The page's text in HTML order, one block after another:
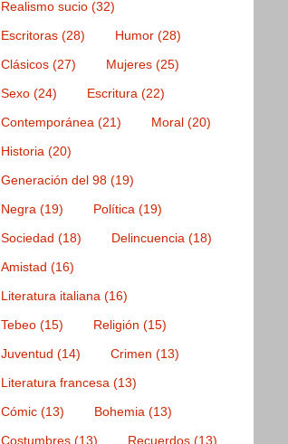
Realismo sucio (32)
Escritoras (28) Humor (28)
Clásicos (27) Mujeres (25)
Sexo (24) Escritura (22)
Contemporánea (21) Moral (20)
Historia (20)
Generación del 98 (19)
Negra (19) Política (19)
Sociedad (18) Delincuencia (18)
Amistad (16)
Literatura italiana (16)
Tebeo (15) Religión (15)
Juventud (14) Crimen (13)
Literatura francesa (13)
Cómic (13) Bohemia (13)
Costumbres (13) Recuerdos (13)